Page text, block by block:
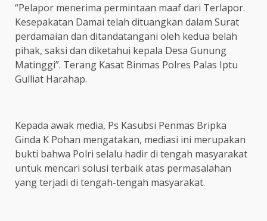
“Pelapor menerima permintaan maaf dari Terlapor.
Kesepakatan Damai telah dituangkan dalam Surat
perdamaian dan ditandatangani oleh kedua belah
pihak, saksi dan diketahui kepala Desa Gunung
Matinggi”. Terang Kasat Binmas Polres Palas Iptu
Gulliat Harahap.
Kepada awak media, Ps Kasubsi Penmas Bripka
Ginda K Pohan mengatakan, mediasi ini merupakan
bukti bahwa Polri selalu hadir di tengah masyarakat
untuk mencari solusi terbaik atas permasalahan
yang terjadi di tengah-tengah masyarakat.